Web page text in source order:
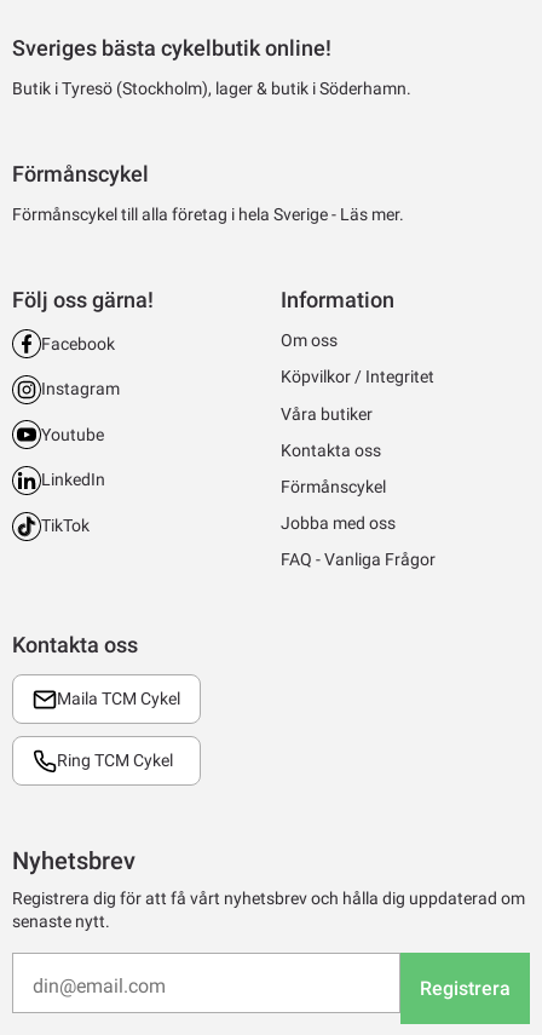
Sveriges bästa cykelbutik online!
Butik i Tyresö (Stockholm), lager & butik i Söderhamn.
Förmånscykel
Förmånscykel till alla företag i hela Sverige - Läs mer.
Kontakta oss
Maila TCM Cykel
Ring TCM Cykel
Följ oss gärna!
Facebook
Instagram
Youtube
LinkedIn
TikTok
Information
Om oss
Köpvilkor / Integritet
Våra butiker
Kontakta oss
Förmånscykel
Jobba med oss
FAQ - Vanliga Frågor
Nyhetsbrev
Registrera dig för att få vårt nyhetsbrev och hålla dig uppdaterad om
senaste nytt.
Registrera